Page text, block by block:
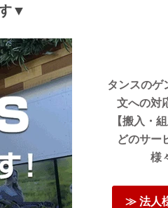
▼
タンスのゲ
文への対
【搬入・
どのサー
様
≫ 法人